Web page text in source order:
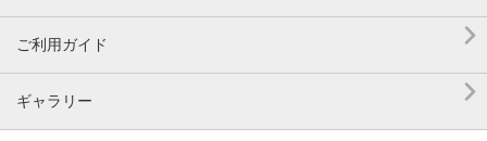
ご利用ガイド 
ギャラリー 